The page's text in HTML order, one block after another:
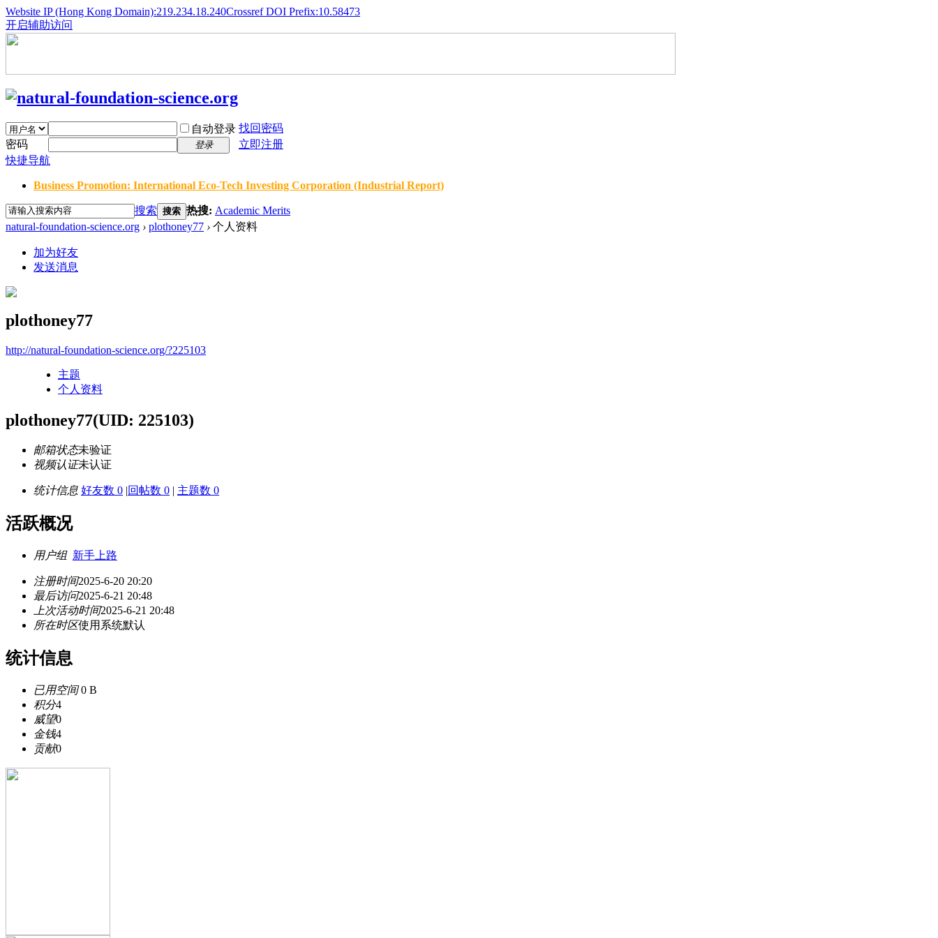
Website IP (Hong Kong Domain):219.234.18.240Crossref DOI Prefix:10.58473
开启辅助访问
自动登录 找回密码
密码
登录
立即注册
快捷导航
Business Promotion: International Eco-Tech Investing Corporation (Industrial Report)
搜索 搜索 热搜: Academic Merits
natural-foundation-science.org › plothoney77 › 个人资料
加为好友
发送消息
plothoney77
http://natural-foundation-science.org/?225103
主题
个人资料
plothoney77(UID: 225103)
邮箱状态未验证
视频认证未认证
统计信息 好友数 0 |回帖数 0 | 主题数 0
活跃概况
用户组 新手上路
注册时间2025-6-20 20:20
最后访问2025-6-21 20:48
上次活动时间2025-6-21 20:48
所在时区使用系统默认
统计信息
已用空间0 B
积分4
威望0
金钱4
贡献0